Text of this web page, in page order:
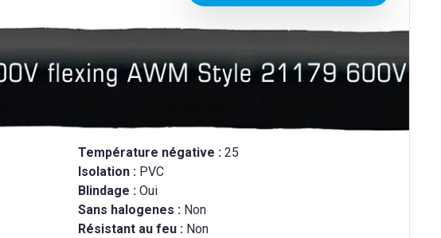
Température négative :25
Isolation : PVC
Blindage :Oui
Sans halogenes : Non
Résistant au feu : Non